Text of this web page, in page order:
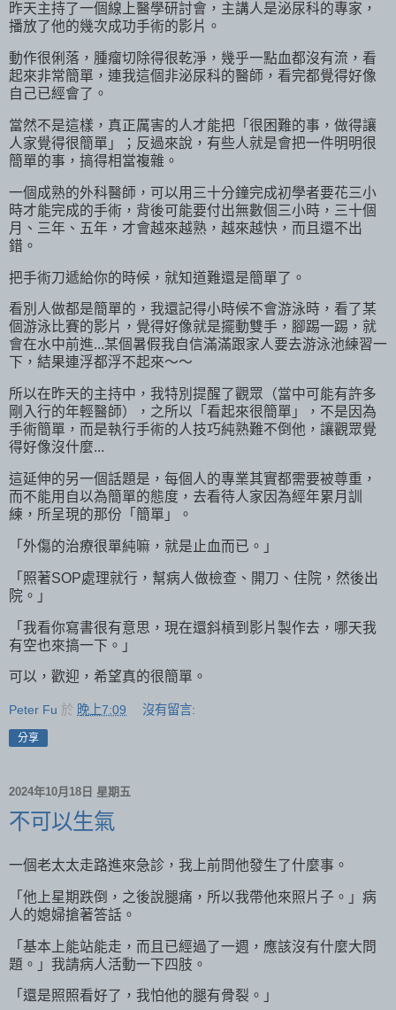
昨天主持了一個線上醫學研討會，主講人是泌尿科的專家，
播放了他的幾次成功手術的影片。
動作很俐落，腫瘤切除得很乾淨，幾乎一點血都沒有流，看
起來非常簡單，連我這個非泌尿科的醫師，看完都覺得好像
自己已經會了。
當然不是這樣，真正厲害的人才能把「很困難的事，做得讓
人家覺得很簡單」；反過來說，有些人就是會把一件明明很
簡單的事，搞得相當複雜。
一個成熟的外科醫師，可以用三十分鐘完成初學者要花三小
時才能完成的手術，背後可能要付出無數個三小時，三十個
月、三年、五年，才會越來越熟，越來越快，而且還不出
錯。
把手術刀遞給你的時候，就知道難還是簡單了。
看別人做都是簡單的，我還記得小時候不會游泳時，看了某
個游泳比賽的影片，覺得好像就是擺動雙手，腳踢一踢，就
會在水中前進...某個暑假我自信滿滿跟家人要去游泳池練習一
下，結果連浮都浮不起來～～
所以在昨天的主持中，我特別提醒了觀眾（當中可能有許多
剛入行的年輕醫師），之所以「看起來很簡單」，不是因為
手術簡單，而是執行手術的人技巧純熟難不倒他，讓觀眾覺
得好像沒什麼...
這延伸的另一個話題是，每個人的專業其實都需要被尊重，
而不能用自以為簡單的態度，去看待人家因為經年累月訓
練，所呈現的那份「簡單」。
「外傷的治療很單純嘛，就是止血而已。」
「照著SOP處理就行，幫病人做檢查、開刀、住院，然後出
院。」
「我看你寫書很有意思，現在還斜槓到影片製作去，哪天我
有空也來搞一下。」
可以，歡迎，希望真的很簡單。
Peter Fu 於 晚上7:09 沒有留言:
分享
2024年10月18日 星期五
不可以生氣
一個老太太走路進來急診，我上前問他發生了什麼事。
「他上星期跌倒，之後說腿痛，所以我帶他來照片子。」病
人的媳婦搶著答話。
「基本上能站能走，而且已經過了一週，應該沒有什麼大問
題。」我請病人活動一下四肢。
「還是照照看好了，我怕他的腿有骨裂。」